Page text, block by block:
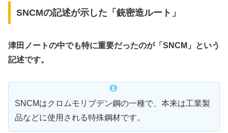
SNCMの記述が示した「銃密造ルート」
津田ノートの中でも特に重要だったのが「SNCM」という
記述です。
SNCMはクロムモリブデン鋼の一種で、本来は工業製
品などに使用される特殊鋼材です。